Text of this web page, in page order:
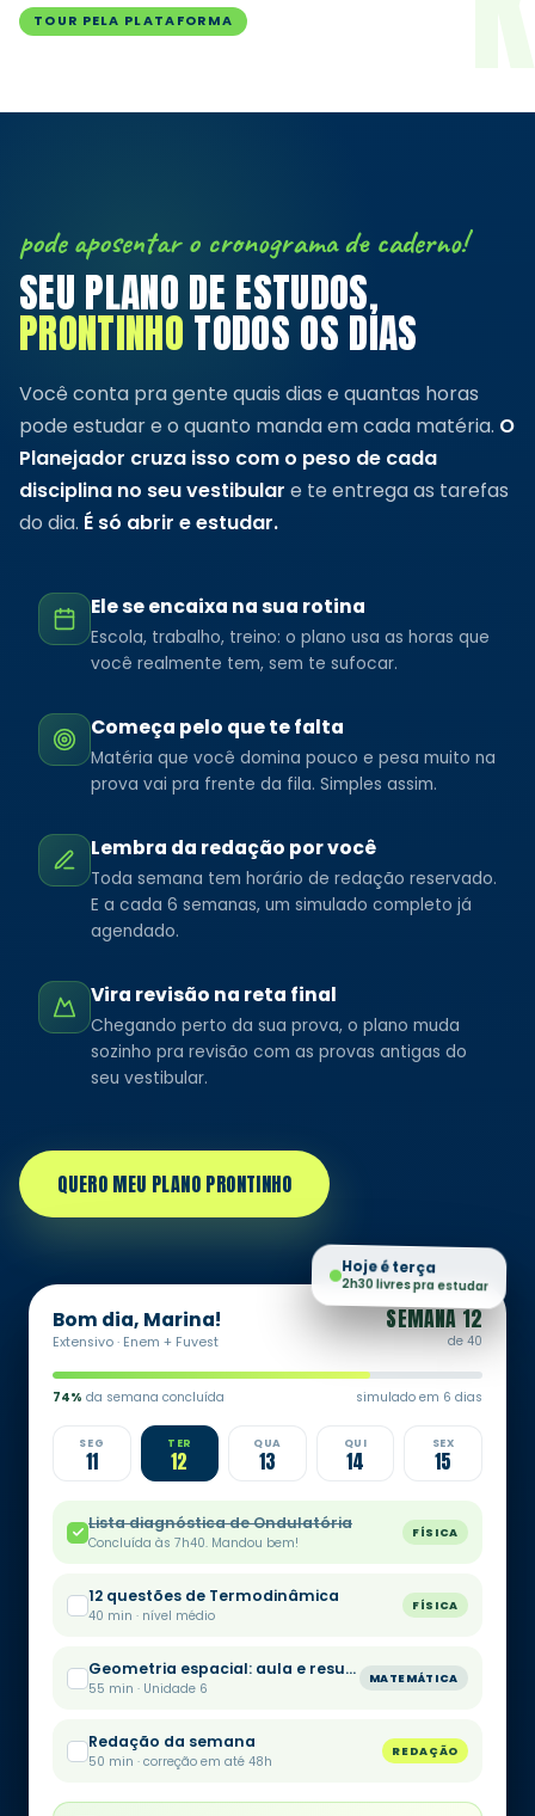
TOUR PELA PLATAFORMA
pode aposentar o cronograma de caderno!
SEU PLANO DE ESTUDOS,
PRONTINHOTODOS OS DIAS
Você conta pra gente quais dias e quantas horas
pode estudar e o quanto manda em cada matéria. O
Planejador cruza isso com o peso de cada
disciplina no seu vestibular e te entrega as tarefas
do dia. É só abrir e estudar.
Ele se encaixa na sua rotina
Escola, trabalho, treino: o plano usa as horas que
você realmente tem, sem te sufocar.
Começa pelo que te falta
Matéria que você domina pouco e pesa muito na
prova vai pra frente da fila. Simples assim.
Lembra da redação por você
Toda semana tem horário de redação reservado.
E a cada 6 semanas, um simulado completo já
agendado.
Vira revisão na reta final
Chegando perto da sua prova, o plano muda
sozinho pra revisão com as provas antigas do
seu vestibular.
QUERO MEU PLANO PRONTINHO
Bom dia, Marina!
Extensivo · Enem + Fuvest
SEMANA 12
de 40
74% da semana concluída simulado em 6 dias
SEG
11
TER
12
QUA
13
QUI
14
SEX
15
Lista diagnóstica de Ondulatória
Concluída às 7h40. Mandou bem!
FÍSICA
12 questões de Termodinâmica
40 min · nível médio
FÍSICA
Geometria espacial: aula e resumo
55 min · Unidade 6
MATEMÁTICA
Redação da semana
50 min · correção em até 48h
REDAÇÃO
Hoje é terça
2h30 livres pra estudar